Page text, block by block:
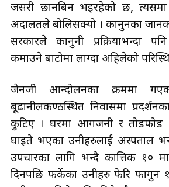
जसरी छानबिन भइरहेको छ, त्यसमा
अदालतले बोलिसक्यो । कानुनका
सरकारले कानुनी प्रक्रियाभन्दा
कमाउने बाटोमा लाग्दा अहिलेको
जेनजी आन्दोलनका क्रममा
बूढानीलकण्ठस्थित निवासमा
कुटिए । घरमा आगजनी र तोडफोड
घाइते भएका उनीहरुलाई अस्पताल
उपचारका लागि भन्दै कात्तिक १०
दिनपछि फर्केका उनीहरु फेरि फागुन